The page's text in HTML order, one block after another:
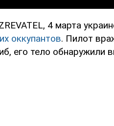
4 марта
оккупантов. Пилот
его тело обнаружили